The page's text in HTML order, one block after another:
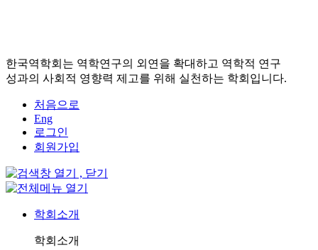
한국역학회는 역학연구의 외연을 확대하고 역학적 연구
성과의 사회적 영향력 제고를 위해 실천하는 학회입니다.
처음으로
Eng
로그인
회원가입
학회소개
학회소개